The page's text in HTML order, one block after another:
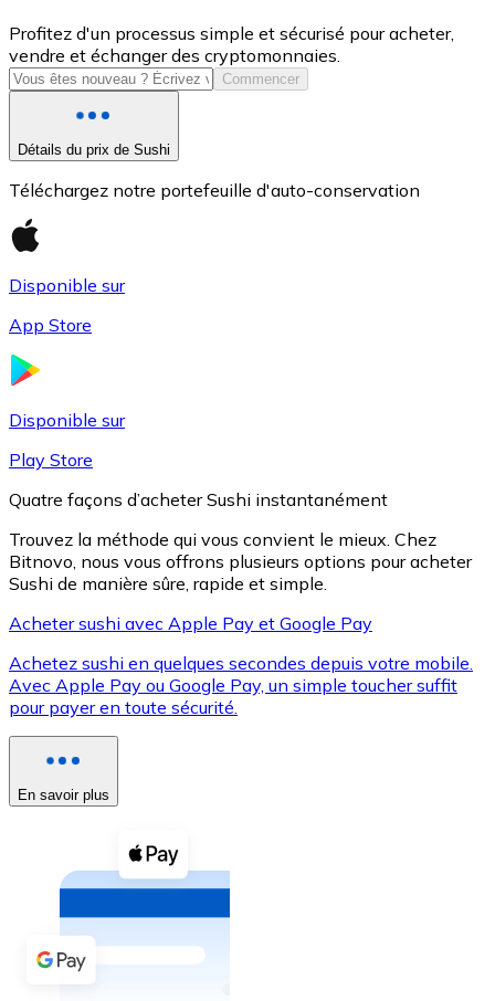
USD Coin
USDC
XRP
XRP
Voir toutes
Coupons crypto
Achetez des cryptomonnaies en espèces et d'autres
Acheter avec espèces
Virement SEPA
Profitez d'un processus simple et sécurisé pour acheter,
vendre et échanger des cryptomonnaies.
Commencer
Détails du prix de Sushi
Téléchargez notre portefeuille d'auto-conservation
Disponible sur
App Store
Disponible sur
Play Store
Quatre façons d’acheter Sushi instantanément
Trouvez la méthode qui vous convient le mieux. Chez
Bitnovo, nous vous offrons plusieurs options pour acheter
Sushi de manière sûre, rapide et simple.
Acheter sushi avec Apple Pay et Google Pay
Achetez sushi en quelques secondes depuis votre mobile.
Avec Apple Pay ou Google Pay, un simple toucher suffit
pour payer en toute sécurité.
En savoir plus